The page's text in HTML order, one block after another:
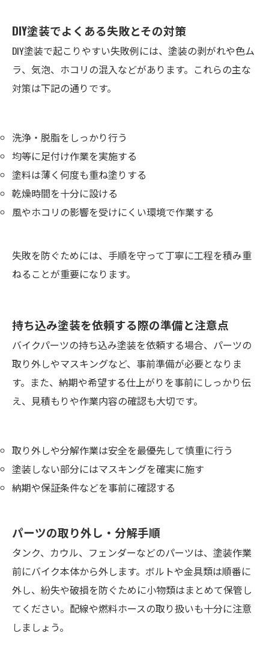
DIY塗装でよくある失敗とその対策
DIY塗装で起こりやすい失敗例には、塗装の剥がれや色ム
ラ、気泡、ホコリの混入などがあります。これらの主な
対策は下記の通りです。
洗浄・脱脂をしっかり行う
均等に足付け作業を実施する
塗料は薄く何度も重ね塗りする
乾燥時間を十分に設ける
風やホコリの影響を受けにくい環境で作業する
失敗を防ぐためには、手順を守って丁寧に工程を積み重
ねることが重要になります。
持ち込み塗装を依頼する際の準備と注意点
バイクパーツの持ち込み塗装を依頼する場合、パーツの
取り外しやマスキングなど、事前準備が必要となりま
す。また、納期や希望する仕上がりを事前にしっかり伝
え、見積もりや作業内容の確認も大切です。
取り外しや分解作業は安全を最優先して慎重に行う
塗装しない部分にはマスキングを確実に施す
納期や保証条件などを事前に確認する
パーツの取り外し・分解手順
タンク、カウル、フェンダーなどのパーツは、塗装作業
前にバイク本体から外します。ボルトや金具類は順番に
外し、紛失や破損を防ぐために小物類はまとめて保管し
てください。配線や燃料ホースの取り扱いも十分に注意
しましょう。